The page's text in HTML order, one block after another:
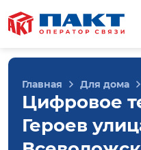
Главная Для дома
Цифровое
Героев